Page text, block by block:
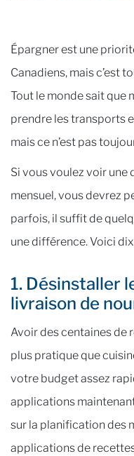
Épargner est une
Canadiens, mais c’est
Tout le monde sait que
prendre les transports
mais ce n’est pas
Si vous voulez voir
mensuel, vous devrez
parfois, il suffit de
une différence. Voici
1. Désinstaller
livraison de
Avoir des centaines de
plus pratique que
votre budget assez
applications
sur la planification des
applications de